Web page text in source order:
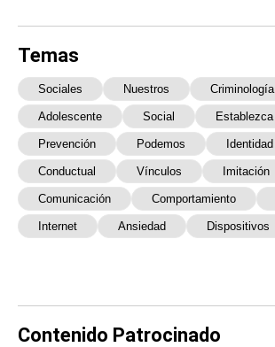
Temas
Sociales Nuestros Criminología
Adolescente Social Establezca
Prevención Podemos Identidad
Conductual Vínculos Imitación
Comunicación Comportamiento
Internet Ansiedad Dispositivos
Contenido Patrocinado